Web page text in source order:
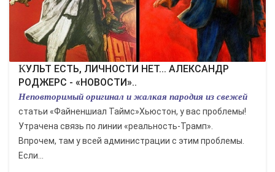
КУЛЬТ ЕСТЬ, ЛИЧНОСТИ НЕТ... АЛЕКСАНДР
РОДЖЕРС - «НОВОСТИ»..
Неповторимый оригинал и жалкая пародия из свежей
статьи «Файненшиал Таймс»Хьюстон, у вас проблемы!
Утрачена связь по линии «реальность-Трамп».
Впрочем, там у всей администрации с этим проблемы.
Если...